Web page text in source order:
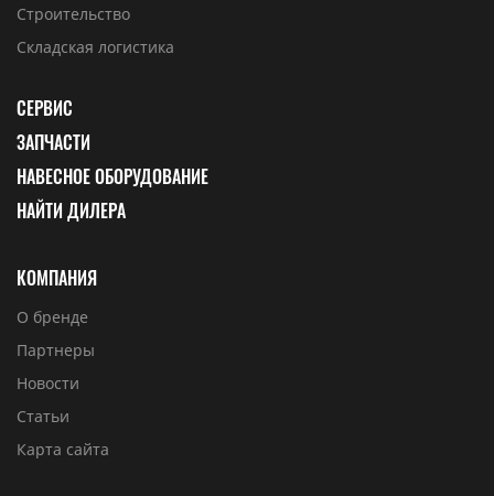
Строительство
Складская логистика
СЕРВИС
ЗАПЧАСТИ
НАВЕСНОЕ ОБОРУДОВАНИЕ
НАЙТИ ДИЛЕРА
КОМПАНИЯ
О бренде
Партнеры
Новости
Статьи
Карта сайта